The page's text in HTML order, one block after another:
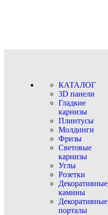
КАТАЛОГ
3D панели
Гладкие
карнизы
Плинтусы
Молдинги
Фризы
Световые
карнизы
Углы
Розетки
Декоративные
камины
Декоративные
порталы